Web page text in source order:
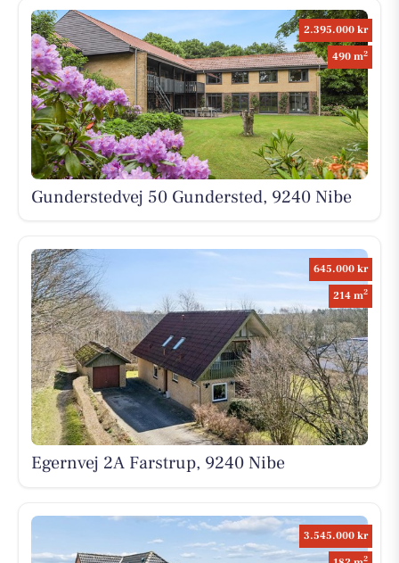
2.395.000 kr
490 m2
Gunderstedvej 50 Gundersted, 9240 Nibe
645.000 kr
214 m2
Egernvej 2A Farstrup, 9240 Nibe
3.545.000 kr
2